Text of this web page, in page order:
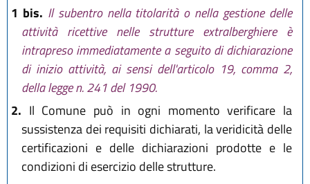
1 bis. Il subentro nella titolarità o nella gestione delle
attività ricettive nelle strutture extralberghiere è
intrapreso immediatamente a seguito di dichiarazione
di inizio attività, ai sensi dell'articolo 19, comma 2,
della legge n. 241 del 1990.
2. Il Comune può in ogni momento verificare la
sussistenza dei requisiti dichiarati, la veridicità delle
certificazioni e delle dichiarazioni prodotte e le
condizioni di esercizio delle strutture.